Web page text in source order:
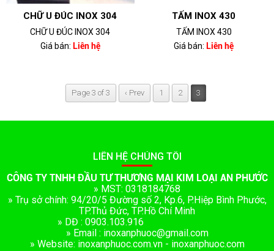
CHỮ U ĐÚC INOX 304
CHỮ U ĐÚC INOX 304
Giá bán: Liên hệ
TẤM INOX 430
TẤM INOX 430
Giá bán: Liên hệ
Page 3 of 3 ‹ Prev 1 2 3
LIÊN HỆ CHÚNG TÔI
CÔNG TY TNHH ĐẦU TƯ THƯƠNG MẠI KIM LOẠI AN PHƯỚC
» MST: 0318184768
» Trụ sở chính: 94/20/5 Đường số 2, Kp.6, P.Hiệp Bình Phước,
TP.Thủ Đức, TP.Hồ Chí Minh
» DĐ : 0903.103.916
» Email : inoxanphuoc@gmail.com
» Website: inoxanphuoc.com.vn - inoxanphuoc.com